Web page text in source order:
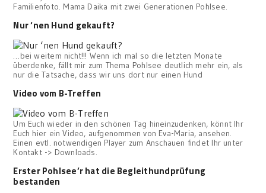
Familienfoto. Mama Daika mit zwei Generationen Pohlsee.
Nur ‘nen Hund gekauft?
…bei weitem nicht!!! Wenn ich mal so die letzten Monate
überdenke, fällt mir zum Thema Pohlsee deutlich mehr ein, als
nur die Tatsache, dass wir uns dort nur einen Hund
Video vom B-Treffen
Um Euch wieder in den schönen Tag hineinzudenken, könnt Ihr
Euch hier ein Video, aufgenommen von Eva-Maria, ansehen.
Einen evtl. notwendigen Player zum Anschauen findet Ihr unter
Kontakt -> Downloads.
Erster Pohlsee’r hat die Begleithundprüfung
bestanden